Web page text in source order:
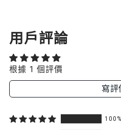
用戶評論
根據 1 個評價
寫評
100%